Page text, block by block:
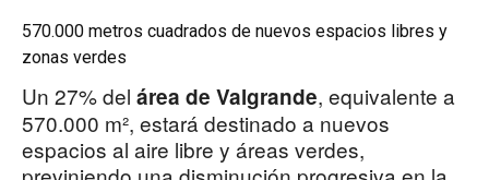
570.000 metros cuadrados de nuevos espacios libres y
zonas verdes
Un 27% del área de Valgrande, equivalente a
570.000 m², estará destinado a nuevos
espacios al aire libre y áreas verdes,